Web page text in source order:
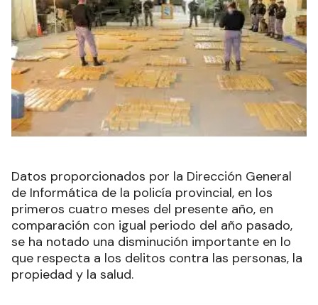
Datos proporcionados por la Dirección General
de Informática de la policía provincial, en los
primeros cuatro meses del presente año, en
comparación con igual periodo del año pasado,
se ha notado una disminución importante en lo
que respecta a los delitos contra las personas, la
propiedad y la salud.